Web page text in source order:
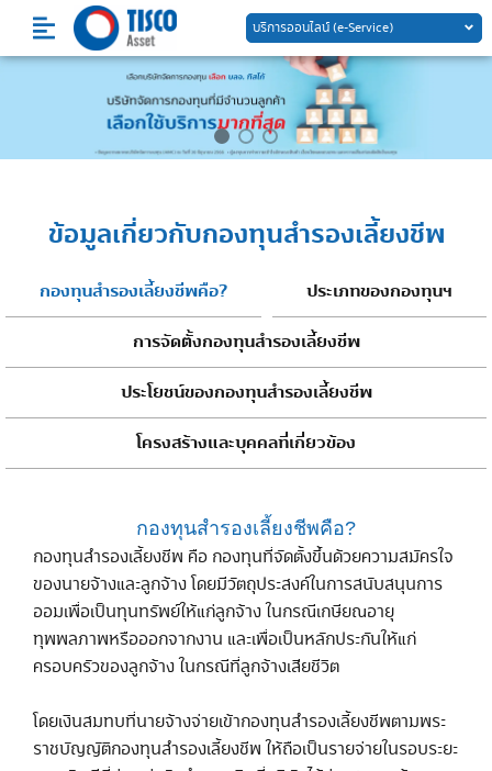
content
บริการออนไลน์ (e-Service)
ข้อมูลเกี่ยวกับกองทุนสำรองเลี้ยงชีพ
กองทุนสำรองเลี้ยงชีพคือ?
ประเภทของกองทุนฯ
การจัดตั้งกองทุนสำรองเลี้ยงชีพ
ประโยชน์ของกองทุนสำรองเลี้ยงชีพ
โครงสร้างและบุคคลที่เกี่ยวข้อง
กองทุนสำรองเลี้ยงชีพคือ?
กองทุนสำรองเลี้ยงชีพ คือ กองทุนที่จัดตั้งขึ้นด้วยความสมัครใจ
ของนายจ้างและลูกจ้าง โดยมีวัตถุประสงค์ในการสนับสนุนการ
ออมเพื่อเป็นทุนทรัพย์ให้แก่ลูกจ้าง ในกรณีเกษียณอายุ
ทุพพลภาพหรือออกจากงาน และเพื่อเป็นหลักประกันให้แก่
ครอบครัวของลูกจ้าง ในกรณีที่ลูกจ้างเสียชีวิต
โดยเงินสมทบที่นายจ้างจ่ายเข้ากองทุนสำรองเลี้ยงชีพตามพระ
ราชบัญญัติกองทุนสำรองเลี้ยงชีพ ให้ถือเป็นรายจ่ายในรอบระยะ